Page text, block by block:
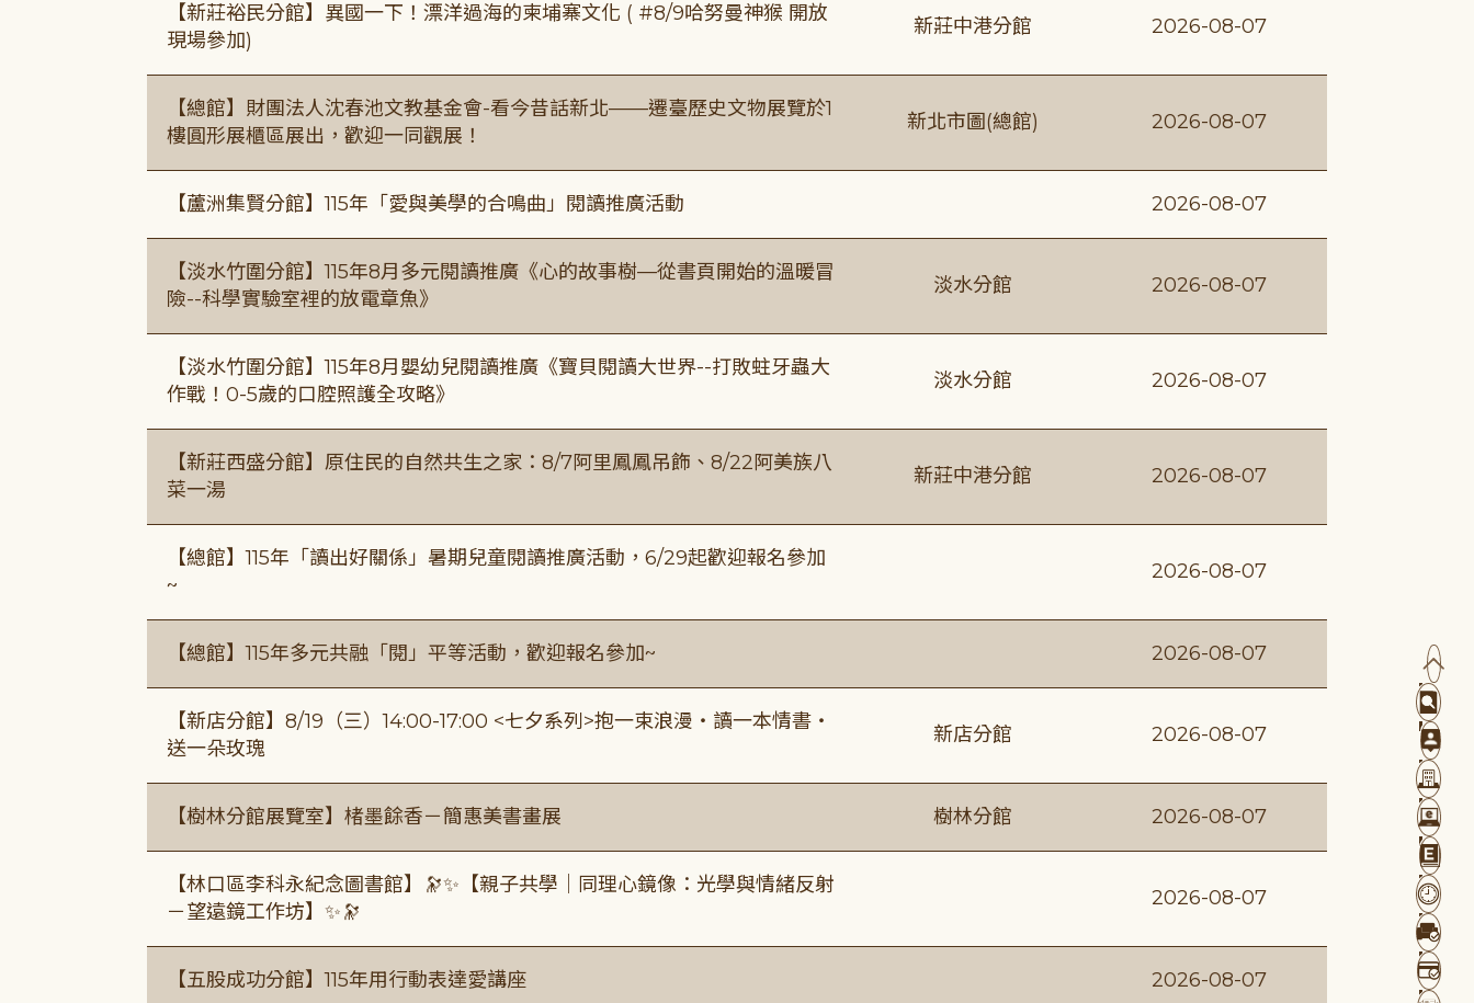
【新莊裕民分館】異國一下！漂洋過海的柬埔寨文化 ( #8/9哈努曼神猴 開放
現場參加)
新莊中港分館 2026-08-07
【總館】財團法人沈春池文教基金會-看今昔話新北——遷臺歷史文物展覽於1
樓圓形展櫃區展出，歡迎一同觀展！
新北市圖(總館) 2026-08-07
【蘆洲集賢分館】115年「愛與美學的合鳴曲」閱讀推廣活動 2026-08-07
【淡水竹圍分館】115年8月多元閱讀推廣《心的故事樹—從書頁開始的溫暖冒
險--科學實驗室裡的放電章魚》
淡水分館 2026-08-07
【淡水竹圍分館】115年8月嬰幼兒閱讀推廣《寶貝閱讀大世界--打敗蛀牙蟲大
作戰！0-5歲的口腔照護全攻略》
淡水分館 2026-08-07
【新莊西盛分館】原住民的自然共生之家：8/7阿里鳳鳳吊飾、8/22阿美族八
菜一湯
新莊中港分館 2026-08-07
【總館】115年「讀出好關係」暑期兒童閱讀推廣活動，6/29起歡迎報名參加
~
2026-08-07
【總館】115年多元共融「閱」平等活動，歡迎報名參加~ 2026-08-07
【新店分館】8/19（三）14:00-17:00 <七夕系列>抱一束浪漫・讀一本情書・
送一朵玫瑰
新店分館 2026-08-07
【樹林分館展覽室】楮墨餘香－簡惠美書畫展 樹林分館 2026-08-07
【林口區李科永紀念圖書館】🔭✨【親子共學｜同理心鏡像：光學與情緒反射
－望遠鏡工作坊】✨🔭
2026-08-07
【五股成功分館】115年用行動表達愛講座 2026-08-07